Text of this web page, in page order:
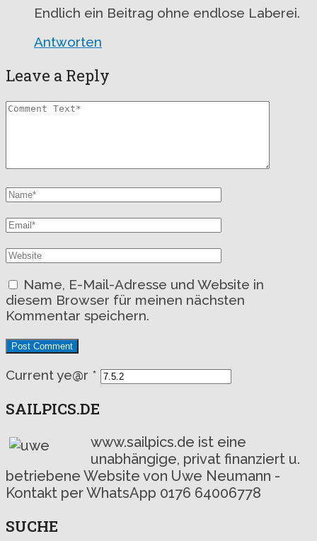
Endlich ein Beitrag ohne endlose Laberei.
Antworten
Leave a Reply
Name, E-Mail-Adresse und Website in
diesem Browser für meinen nächsten
Kommentar speichern.
Current ye@r *
SAILPICS.DE
www.sailpics.de ist eine
unabhängige, privat finanziert u.
betriebene Website von Uwe Neumann -
Kontakt per WhatsApp 0176 64006778
SUCHE